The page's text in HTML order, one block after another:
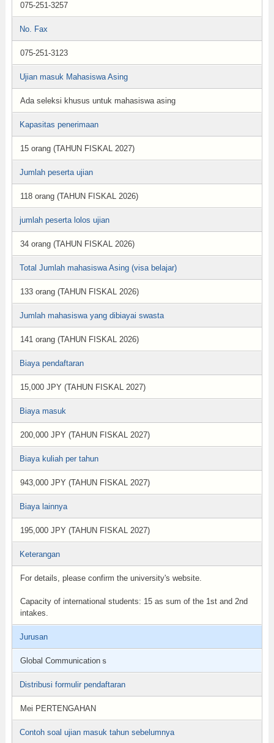
075-251-3257
No. Fax
075-251-3123
Ujian masuk Mahasiswa Asing
Ada seleksi khusus untuk mahasiswa asing
Kapasitas penerimaan
15 orang (TAHUN FISKAL 2027)
Jumlah peserta ujian
118 orang (TAHUN FISKAL 2026)
jumlah peserta lolos ujian
34 orang (TAHUN FISKAL 2026)
Total Jumlah mahasiswa Asing (visa belajar)
133 orang (TAHUN FISKAL 2026)
Jumlah mahasiswa yang dibiayai swasta
141 orang (TAHUN FISKAL 2026)
Biaya pendaftaran
15,000 JPY (TAHUN FISKAL 2027)
Biaya masuk
200,000 JPY (TAHUN FISKAL 2027)
Biaya kuliah per tahun
943,000 JPY (TAHUN FISKAL 2027)
Biaya lainnya
195,000 JPY (TAHUN FISKAL 2027)
Keterangan
For details, please confirm the university's website.
Capacity of international students: 15 as sum of the 1st and 2nd
intakes.
Jurusan
Global Communicationｓ
Distribusi formulir pendaftaran
Mei PERTENGAHAN
Contoh soal ujian masuk tahun sebelumnya